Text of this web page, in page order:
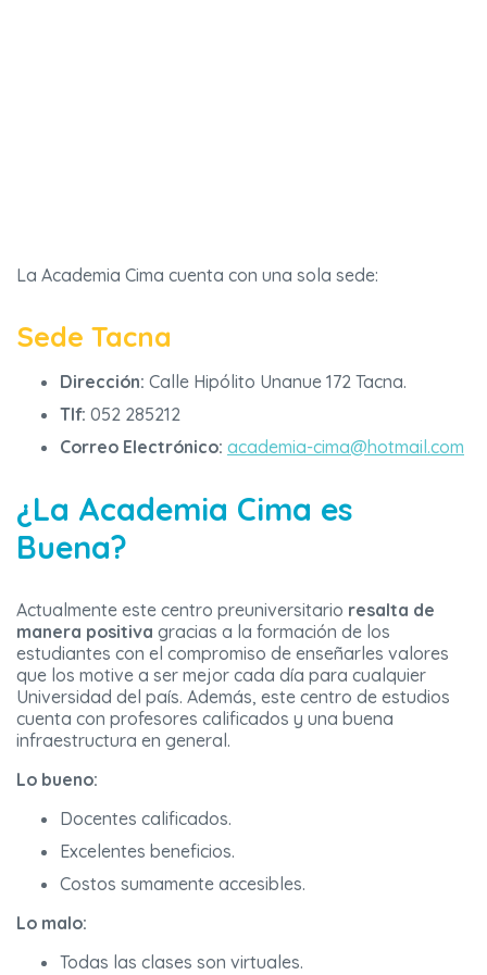
La Academia Cima cuenta con una sola sede:
Sede Tacna
Dirección: Calle Hipólito Unanue 172 Tacna.
Tlf: 052 285212
Correo Electrónico: academia-cima@hotmail.com
¿La Academia Cima es
Buena?
Actualmente este centro preuniversitario resalta de
manera positiva gracias a la formación de los
estudiantes con el compromiso de enseñarles valores
que los motive a ser mejor cada día para cualquier
Universidad del país. Además, este centro de estudios
cuenta con profesores calificados y una buena
infraestructura en general.
Lo bueno:
Docentes calificados.
Excelentes beneficios.
Costos sumamente accesibles.
Lo malo:
Todas las clases son virtuales.